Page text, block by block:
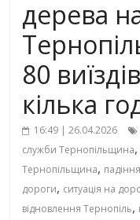
дерева
80
кілька
16:49 | 26.04.2026
служби Тернопільщина,
Тернопільщина,
дороги, ситуація на
відновлення Тернопіль,